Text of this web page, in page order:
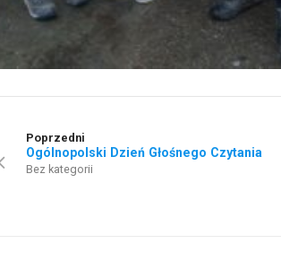
Poprzedni
Ogólnopolski Dzień Głośnego Czytania
Bez kategorii